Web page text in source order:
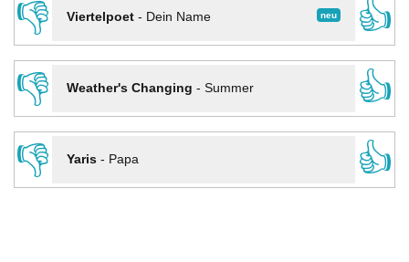
👎
neu
Viertelpoet- Dein Name
👍
👎
Weather's Changing - Summer
👍
👎
Yaris- Papa 👍